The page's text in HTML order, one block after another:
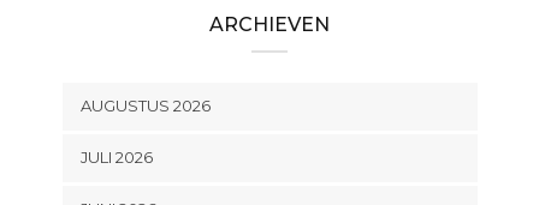
ARCHIEVEN
AUGUSTUS 2026
JULI 2026